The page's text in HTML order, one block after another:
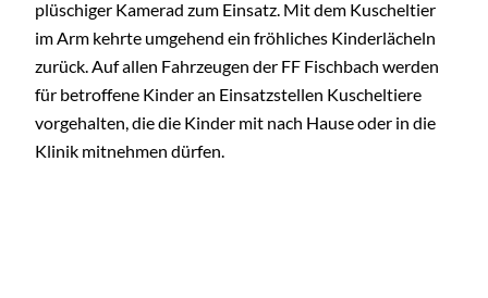
plüschiger Kamerad zum Einsatz. Mit dem Kuscheltier
im Arm kehrte umgehend ein fröhliches Kinderlächeln
zurück. Auf allen Fahrzeugen der FF Fischbach werden
für betroffene Kinder an Einsatzstellen Kuscheltiere
vorgehalten, die die Kinder mit nach Hause oder in die
Klinik mitnehmen dürfen.